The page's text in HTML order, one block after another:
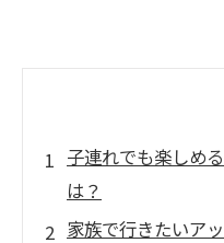
子連れでも楽しめ
は？
家族で行きたいア